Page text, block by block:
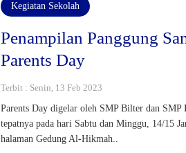
Kegiatan Sekolah
Penampilan Panggung
Parents Day
Terbit : Senin, 13 Feb 2023
Parents Day digelar oleh SMP Bilter dan
tepatnya pada hari Sabtu dan Minggu, 14/15
halaman Gedung Al-Hikmah..